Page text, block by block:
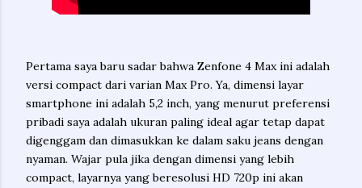
Pertama saya baru sadar bahwa Zenfone 4 Max ini adalah
versi compact dari varian Max Pro. Ya, dimensi layar
smartphone ini adalah 5,2 inch, yang menurut preferensi
pribadi saya adalah ukuran paling ideal agar tetap dapat
digenggam dan dimasukkan ke dalam saku jeans dengan
nyaman. Wajar pula jika dengan dimensi yang lebih
compact, layarnya yang beresolusi HD 720p ini akan